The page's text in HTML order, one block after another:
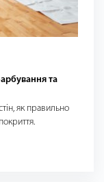
та
як правильно